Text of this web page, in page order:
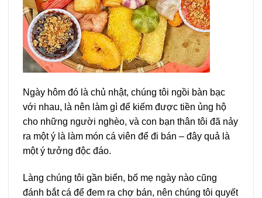
Ngày hôm đó là chủ nhật, chúng tôi ngồi bàn bạc
với nhau, là nên làm gì để kiếm được tiền ủng hộ
cho những người nghèo, và con bạn thân tôi đã nảy
ra một ý là làm món cá viên để đi bán – đây quả là
một ý tưởng độc đáo.
Làng chúng tôi gần biển, bố mẹ ngày nào cũng
đánh bắt cá để đem ra chợ bán, nên chúng tôi quyết